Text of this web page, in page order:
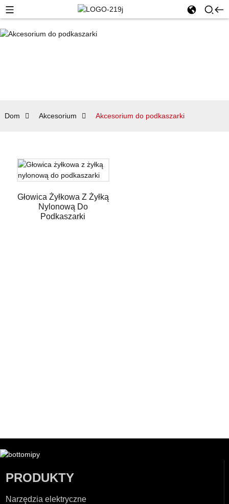
Dom Akcesorium Akcesorium do podkaszarki
Głowica Żyłkowa Z Żyłką
Nylonową Do
Podkaszarki
PRODUKTY
Narzędzia elektryczne